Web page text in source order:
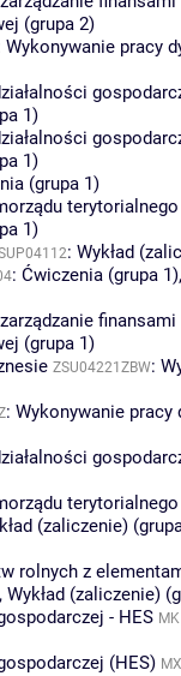
(grupa 2)
Wykonywanie pracy
1)
1)
(grupa 1)
terytorialnego
1)
: Wykład
: Ćwiczenia (grupa 1)
finansami
(grupa 1)
ZSU04221ZBW:
: Wykonywanie pracy
terytorialnego
(zaliczenie)
rolnych z
, Wykład (zaliczenie)
- HES
(HES)